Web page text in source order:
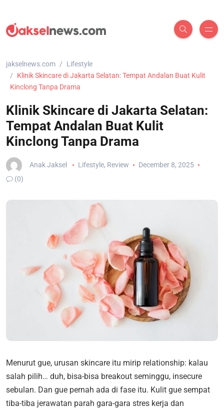
jakselnews.com
Lifestyle
Klinik Skincare di Jakarta Selatan: Tempat Andalan Buat Kulit
Kinclong Tanpa Drama
Klinik Skincare di Jakarta Selatan:
Tempat Andalan Buat Kulit
Kinclong Tanpa Drama
Anak Jaksel Lifestyle, Review
December 8, 2025
(0)
Menurut gue, urusan skincare itu mirip relationship: kalau
salah pilih… duh, bisa-bisa breakout seminggu, insecure
sebulan. Dan gue pernah ada di fase itu. Kulit gue sempat
tiba-tiba jerawatan parah gara-gara stres kerja dan